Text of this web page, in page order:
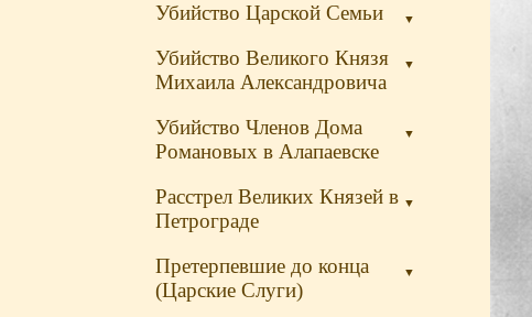
▼
Убийство Царской Семьи
▼
Убийство Великого Князя
Михаила Александровича
▼
Убийство Членов Дома
Романовых в Алапаевске
▼
Расстрел Великих Князей в
Петрограде
▼
Претерпевшие до конца
(Царские Слуги)